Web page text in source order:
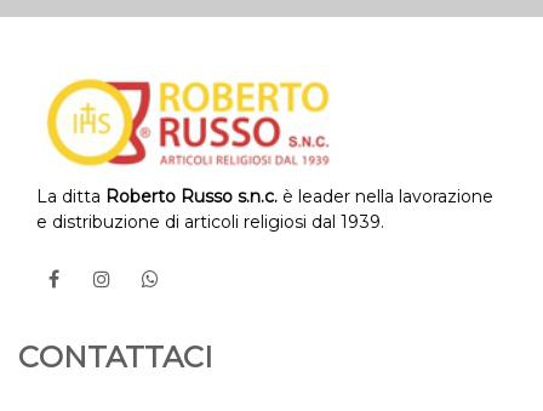
La ditta Roberto Russo s.n.c. è leader nella lavorazione
e distribuzione di articoli religiosi dal 1939.
CONTATTACI